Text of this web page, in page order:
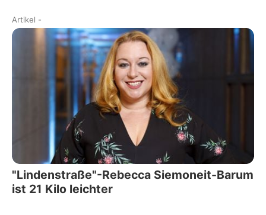
Artikel -
"Lindenstraße"-Rebecca Siemoneit-Barum
ist 21 Kilo leichter